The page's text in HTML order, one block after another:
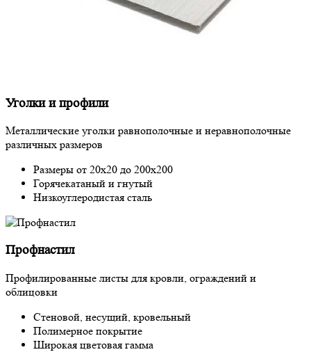
Уголки и профили
Металлические уголки равнополочные и неравнополочные
различных размеров
Размеры от 20х20 до 200х200
Горячекатаный и гнутый
Низкоуглеродистая сталь
Профнастил
Профилированные листы для кровли, ограждений и
облицовки
Стеновой, несущий, кровельный
Полимерное покрытие
Широкая цветовая гамма